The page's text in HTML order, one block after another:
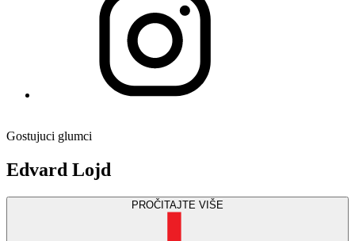
Gostujuci glumci
Edvard Lojd
PROČITAJTE VIŠE